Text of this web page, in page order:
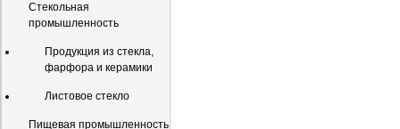
Стекольная
промышленность
Продукция из стекла,
фарфора и керамики
Листовое стекло
Пищевая промышленность